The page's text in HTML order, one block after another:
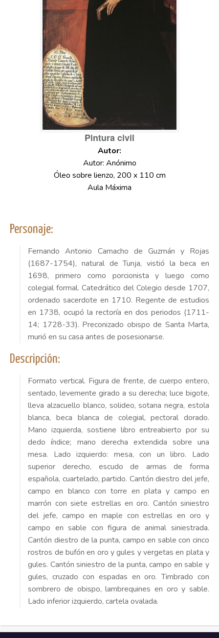
Pintura civil
Autor: Anónimo
Óleo sobre lienzo, 200 x 110 cm
Aula Máxima
Personaje:
Fernando Antonio Camacho de Guzmán y Rojas
(1687-1754), natural de Tunja, vistió la beca en
1698, primero como porcionista y luego como
colegial formal. Catedrático del Colegio desde 1707,
ordenado sacerdote en 1710. Regente de estudios
en 1738, ocupó la rectoría en dos periodos (1711-
14; 1728-33). Preconizado obispo de Santa Marta,
murió en su casa antes de posesionarse.
Descripción:
Formato vertical. Figura de frente, de cuerpo entero,
sentado, levemente girado a su derecha; luce bigote,
lleva alzacuello blanco, solideo, sotana negra, estola
blanca, beca blanca de colegial, pectoral dorado.
Mano izquierda, sostiene libro entreabierto por su
dedo índice; mano derecha extendida sobre una
mesa. Lado izquierdo: mesa, con un libro. Lado
superior derecho, escudo de armas de forma
española, cuartelado, partido. Cantón diestro del jefe,
campo en blanco con torre en plata y campo en
marrón con siete estrellas en oro. Cantón siniestro
del jefe, campo en maple con estrellas en oro y
campo en sable con figura de animal siniestrada.
Cantón diestro de la punta, campo en sable con cinco
rostros de bufón en oro y gules y vergetas en plata y
gules. Cantón siniestro de la punta, campo en sable y
gules, cruzado con espadas en oro. Timbrado con
sombrero de obispo, lambrequines en oro y sable.
Lado inferior izquierdo, cartela ovalada.